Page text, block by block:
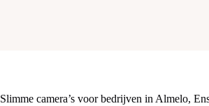
Slimme camera’s voor bedrijven in Almelo,